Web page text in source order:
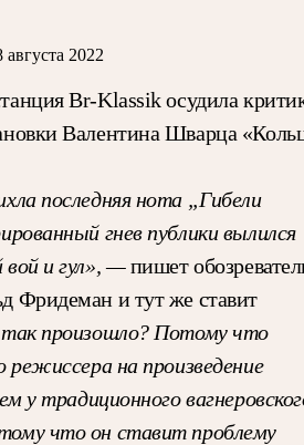
августа 2022
Br-Klassik осудила
Валентина Шварца
последняя нота „Гибели
гнев публики вылился
вой и гул», —пишет
Фридеман и тут же ставит
произошло? Потому что
режиссера на произведение
у традиционного
что он ставит проблему